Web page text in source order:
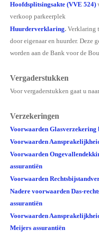
Leesinformatie
Hof 2
Stadsvilla A
Stadsvilla C
Documenten
Parkeergarage
Bestuur en VVE informatie
Documenten
Hoofdsplitsingsakte (VVE 524)
verkoop parkeerplek
Huurderverklaring. Verklaring
door eigenaar en huurder. Deze
worden aan de Bank voor de
Vergaderstukken
Voor vergaderstukken gaat u
Verzekeringen
Voorwaarden Glasverzekering
Voorwaarden
Voorwaarden
assurantiën
Voorwaarden
Nadere voorwaarden Das-
assurantiën
Voorwaarden
Meijers assurantiën